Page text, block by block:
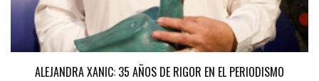
ALEJANDRA XANIC: 35 AÑOS DE RIGOR EN EL PERIODISMO